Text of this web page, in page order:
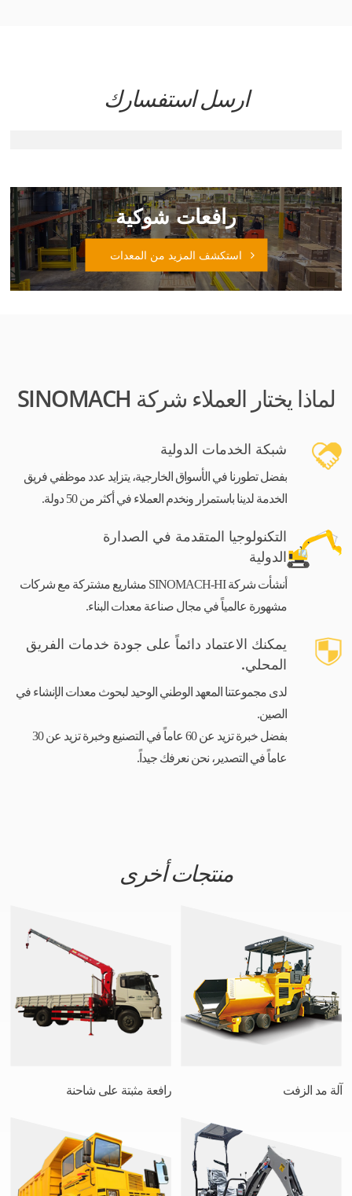
ارسل استفسارك
رافعات شوكية
استكشف المزيد من المعدات
لماذا يختار العملاء شركة SINOMACH
شبكة الخدمات الدولية
بفضل تطورنا في الأسواق الخارجية، يتزايد عدد موظفي فريق
الخدمة لدينا باستمرار ونخدم العملاء في أكثر من 50 دولة.
التكنولوجيا المتقدمة في الصدارة
الدولية
أنشأت شركة SINOMACH-HI مشاريع مشتركة مع شركات
مشهورة عالمياً في مجال صناعة معدات البناء.
يمكنك الاعتماد دائماً على جودة خدمات الفريق
المحلي.
لدى مجموعتنا المعهد الوطني الوحيد لبحوث معدات الإنشاء في
الصين.
بفضل خبرة تزيد عن 60 عاماً في التصنيع وخبرة تزيد عن 30
عاماً في التصدير، نحن نعرفك جيداً.
منتجات أخرى
آلة مد الزفت رافعة مثبتة على شاحنة